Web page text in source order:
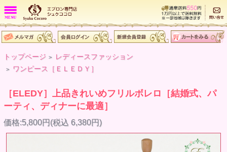
トップページ > レディースファッション
> ワンピース［ＥＬＥＤＹ］
［ELEDY］上品きれいめフリルボレロ［結婚式、パ
ーティ、ディナーに最適］
価格:5,800円(税込 6,380円)